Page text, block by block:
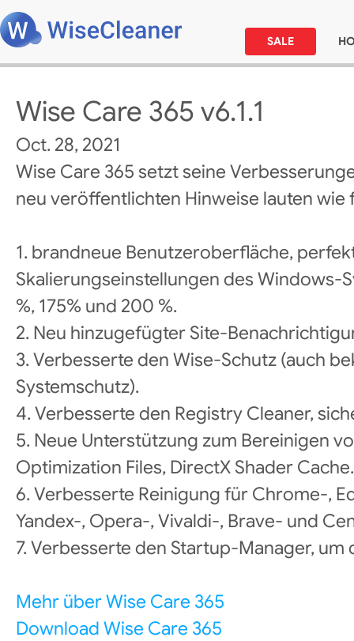
SALE
Wise Care 365 v6.1.1
Oct. 28, 2021
Wise Care 365 setzt seine
neu veröffentlichten Hinweise lauten wie
1. brandneue Benutzeroberfläche,
Skalierungseinstellungen des Windows-
%, 175% und 200 %.
2. Neu hinzugefügter Site-
3. Verbesserte den Wise-Schutz (auch
Systemschutz).
4. Verbesserte den Registry Cleaner,
5. Neue Unterstützung zum Bereinigen
Optimization Files, DirectX Shader Cache.
6. Verbesserte Reinigung für Chrome-,
Yandex-, Opera-, Vivaldi-, Brave- und
7. Verbesserte den Startup-Manager,
Mehr über Wise Care 365
Download Wise Care 365